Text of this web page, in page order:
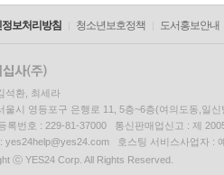
보처리방침 청소년보호정책 도서홍보안내
석환, 최세라
울시 영등포구 은행로 11, 5층~6층(여의도동,일신
록번호 : 229-81-37000 통신판매업신고 : 제
yes24help@yes24.com 호스팅 서비스사업자 :
ⓒ YES24 Corp. All Rights Reserved.